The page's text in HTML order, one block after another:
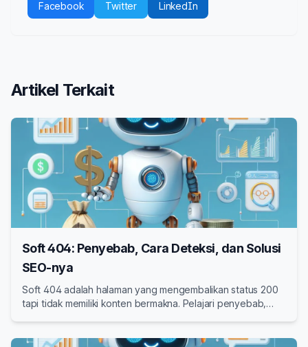
Facebook Twitter LinkedIn
Artikel Terkait
Soft 404: Penyebab, Cara Deteksi, dan Solusi
SEO-nya
Soft 404 adalah halaman yang mengembalikan status 200
tapi tidak memiliki konten bermakna. Pelajari penyebab,